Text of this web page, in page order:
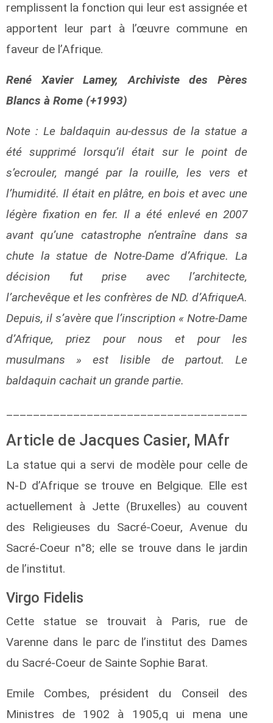
remplissent la fonction qui leur est assignée et
apportent leur part à l’œuvre commune en
faveur de l’Afrique.
René Xavier Lamey, Archiviste des Pères
Blancs à Rome (+1993)
Note : Le baldaquin au-dessus de la statue a
été supprimé lorsqu’il était sur le point de
s’ecrouler, mangé par la rouille, les vers et
l’humidité. Il était en plâtre, en bois et avec une
légère fixation en fer. Il a été enlevé en 2007
avant qu’une catastrophe n’entraîne dans sa
chute la statue de Notre-Dame d’Afrique. La
décision fut prise avec l’architecte,
l’archevêque et les confrères de ND. d’AfriqueA.
Depuis, il s’avère que l’inscription « Notre-Dame
d’Afrique, priez pour nous et pour les
musulmans » est lisible de partout. Le
baldaquin cachait un grande partie.
Article de Jacques Casier, MAfr
La statue qui a servi de modèle pour celle de
N-D d’Afrique se trouve en Belgique. Elle est
actuellement à Jette (Bruxelles) au couvent
des Religieuses du Sacré-Coeur, Avenue du
Sacré-Coeur n°8; elle se trouve dans le jardin
de l’institut.
Virgo Fidelis
Cette statue se trouvait à Paris, rue de
Varenne dans le parc de l’institut des Dames
du Sacré-Coeur de Sainte Sophie Barat.
Emile Combes, président du Conseil des
Ministres de 1902 à 1905,q ui mena une